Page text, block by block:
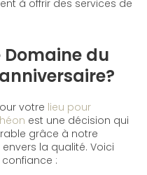
à offrir des services de
du
votre lieu pour
est une décision qui
grâce à notre
la qualité. Voici
: